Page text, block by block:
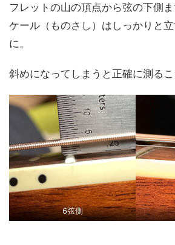
フレットの山の頂点から弦の下側
ケール（ものさし）はしっかりと
に。
斜めになってしまうと正確に測るこ
6弦側